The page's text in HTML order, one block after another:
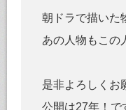
朝ドラで描いた
あの人物もこの
是非よろしくお
公開は27年！で